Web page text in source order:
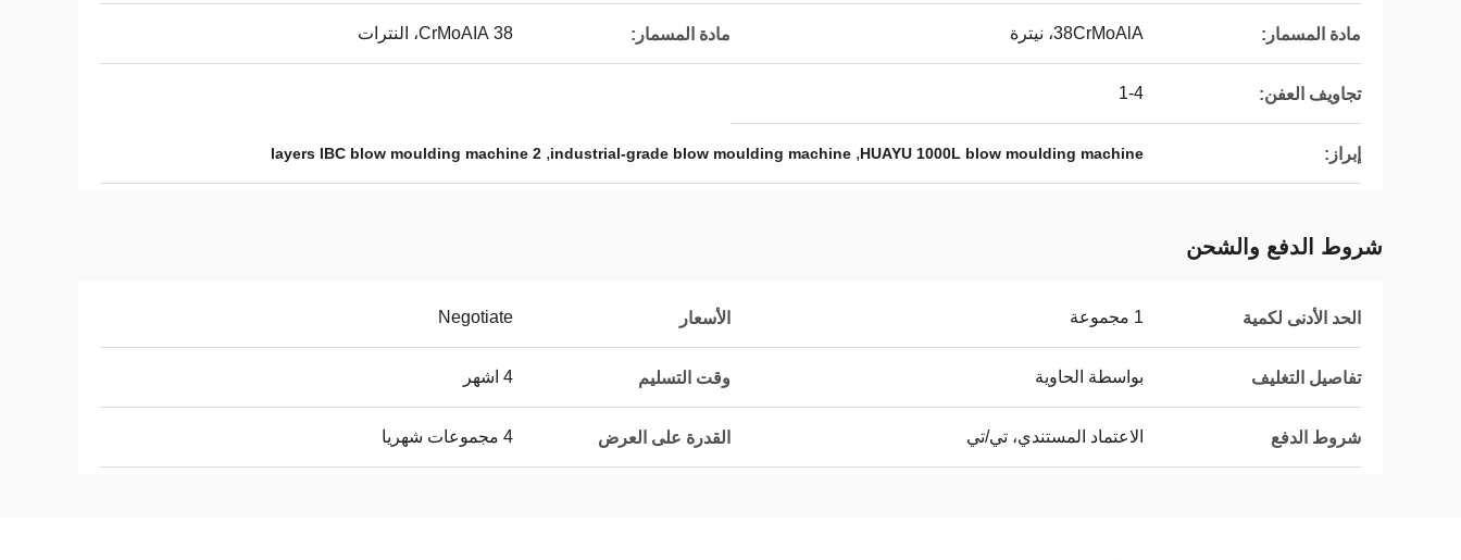
مادة المسمار: 38CrMoAlA، نيترة مادة المسمار: 38 CrMoAIA، النترات
تجاويف العفن: 1-4
إبراز: HUAYU 1000L blow moulding machine
,
industrial-grade blow moulding machine
,
2 layers IBC blow moulding machine
شروط الدفع والشحن
الحد الأدنى لكمية 1 مجموعة الأسعار Negotiate
تفاصيل التغليف بواسطة الحاوية وقت التسليم 4 اشهر
شروط الدفع الاعتماد المستندي، تي/تي القدرة على العرض 4 مجموعات شهريا